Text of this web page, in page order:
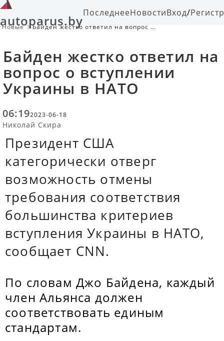
autoparus.byПоследнееНовостиВход/
Новые
Байден жестко ответил на вопрос о
Байден жестко ответил на
вопрос о вступлении
Украины в НАТО
06:192023-06-18
Николай Скира
Президент США
категорически отверг
возможность отмены
требования соответствия
большинства критериев
вступления Украины в НАТО,
сообщает CNN.
По словам Джо Байдена, каждый
член Альянса должен
соответствовать единым
стандартам.